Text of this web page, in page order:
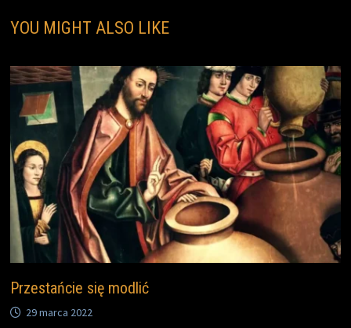
YOU MIGHT ALSO LIKE
Przestańcie się modlić
29 marca 2022